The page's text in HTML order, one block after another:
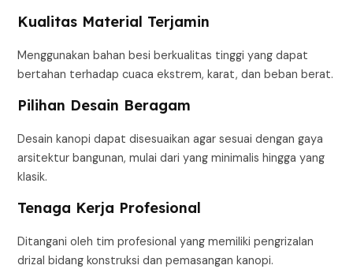
Kualitas Material Terjamin
Menggunakan bahan besi berkualitas tinggi yang dapat
bertahan terhadap cuaca ekstrem, karat, dan beban berat.
Pilihan Desain Beragam
Desain kanopi dapat disesuaikan agar sesuai dengan gaya
arsitektur bangunan, mulai dari yang minimalis hingga yang
klasik.
Tenaga Kerja Profesional
Ditangani oleh tim profesional yang memiliki pengrizalan
drizal bidang konstruksi dan pemasangan kanopi.